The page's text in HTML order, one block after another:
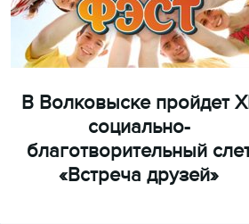
В Волковыске пройдет
социально-
благотворительный
«Встреча друзей»